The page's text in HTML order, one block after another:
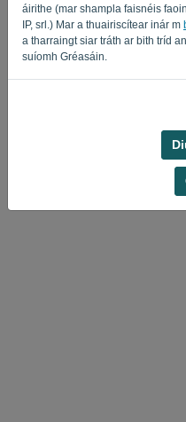
áirithe (mar shampla faisnéis
IP, srl.) Mar a thuairiscítear inár m
a tharraingt siar tráth ar bith tríd
suíomh Gréasáin.